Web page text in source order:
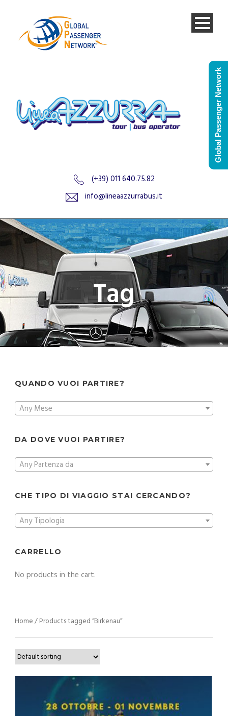
(+39) 011 640.75.82
info@lineaazzurrabus.it
Tag
QUANDO VUOI PARTIRE?
Any Mese
DA DOVE VUOI PARTIRE?
Any Partenza da
CHE TIPO DI VIAGGIO STAI CERCANDO?
Any Tipologia
CARRELLO
No products in the cart.
Home/ Products tagged “Birkenau”
Global Passenger Network